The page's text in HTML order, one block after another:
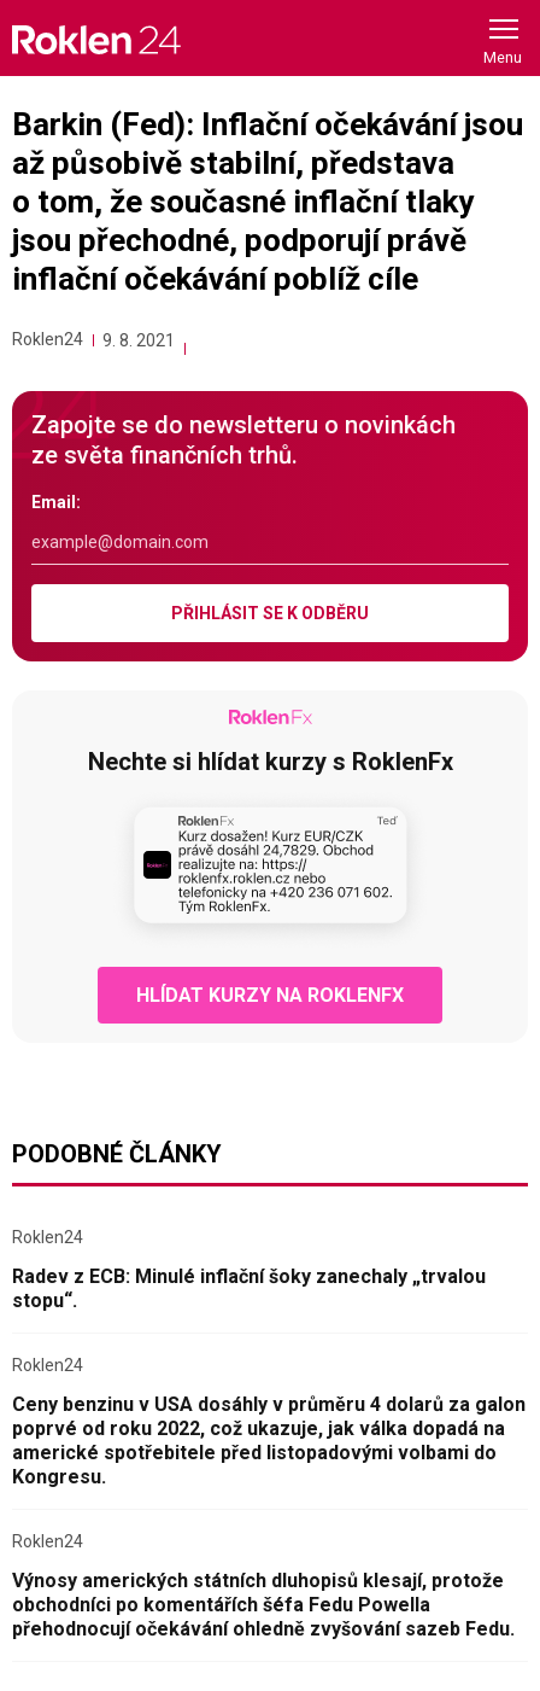
content
Barkin (Fed): Inflační očekávání jsou
až působivě stabilní, představa
o tom, že současné inflační tlaky
jsou přechodné, podporují právě
inflační očekávání poblíž cíle
Roklen24 9. 8. 2021
Zapojte se do newsletteru o novinkách
ze světa finančních trhů.
Email:
PŘIHLÁSIT SE K ODBĚRU
Nechte si hlídat kurzy s RoklenFx
HLÍDAT KURZY NA ROKLENFX
PODOBNÉ ČLÁNKY
Roklen24
Radev z ECB: Minulé inflační šoky zanechaly „trvalou
stopu“.
Roklen24
Ceny benzinu v USA dosáhly v průměru 4 dolarů za galon
poprvé od roku 2022, což ukazuje, jak válka dopadá na
americké spotřebitele před listopadovými volbami do
Kongresu.
Roklen24
Výnosy amerických státních dluhopisů klesají, protože
obchodníci po komentářích šéfa Fedu Powella
přehodnocují očekávání ohledně zvyšování sazeb Fedu.